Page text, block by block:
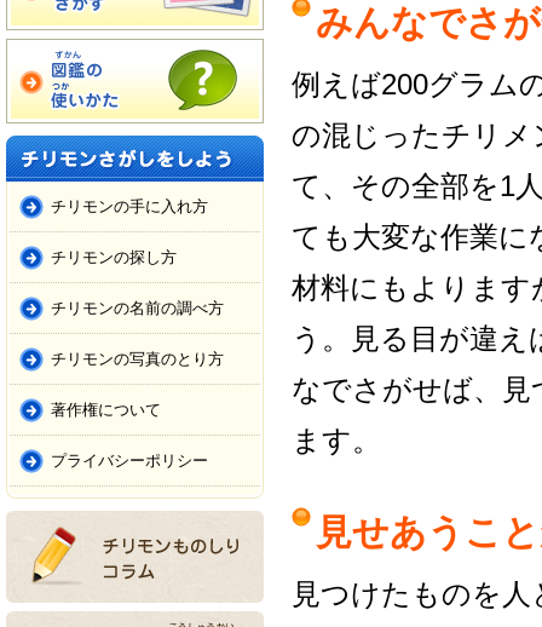
チリモンの手に入れ方
チリモンの探し方
チリモンの名前の調べ方
チリモンの写真のとり方
著作権について
プライバシーポリシー
みんなでさ
例えば200グラム
の混じったチリ
て、その全部を1
ても大変な作業に
材料にもよりま
う。見る目が違
なでさがせば、
ます。
見せあうこ
見つけたものを